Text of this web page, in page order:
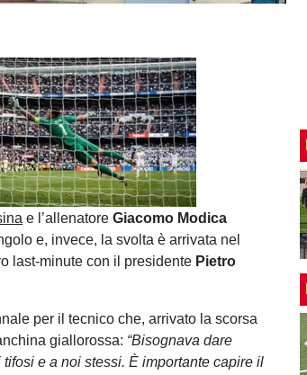
Loaded:
100.00%
e l’allenatoreGiacomo Modica
e, invece, la svolta è arrivata nel
last-minute con il presidente Pietro
per il tecnico che, arrivato la scorsa
giallorossa: “Bisognava dare
e a noi stessi. È importante capire il